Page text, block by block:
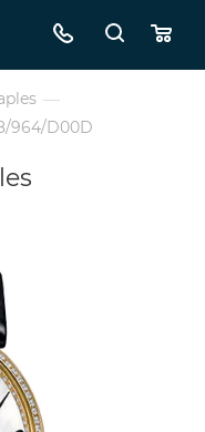
—
964/D00D